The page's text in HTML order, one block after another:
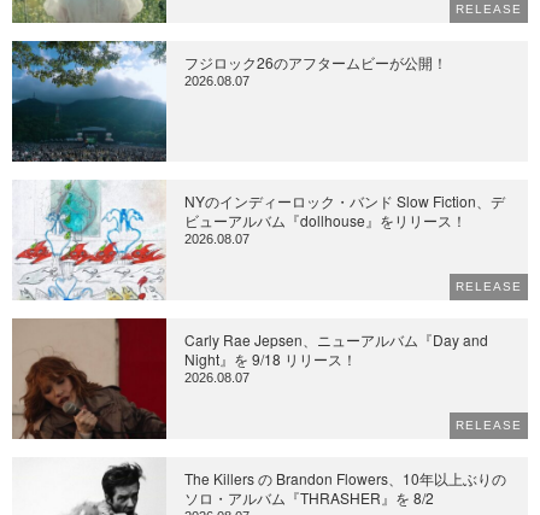
RELEASE
フジロック26のアフタームビーが公開！
2026.08.07
NYのインディーロック・バンド Slow Fiction、デ
ビューアルバム『dollhouse』をリリース！
2026.08.07
RELEASE
Carly Rae Jepsen、ニューアルバム『Day and
Night』を 9/18 リリース！
2026.08.07
RELEASE
The Killers の Brandon Flowers、10年以上ぶりの
ソロ・アルバム『THRASHER』を 8/2